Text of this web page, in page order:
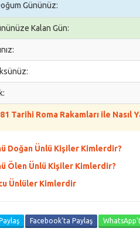
Gününüz:
Kalan Gün:
Tarihi Roma Rakamları ile Nasıl
Doğan Ünlü Kişiler Kimlerdir?
Ölen Ünlü Kişiler Kimlerdir?
Ünlüler Kimlerdir
Facebook'ta Paylaş